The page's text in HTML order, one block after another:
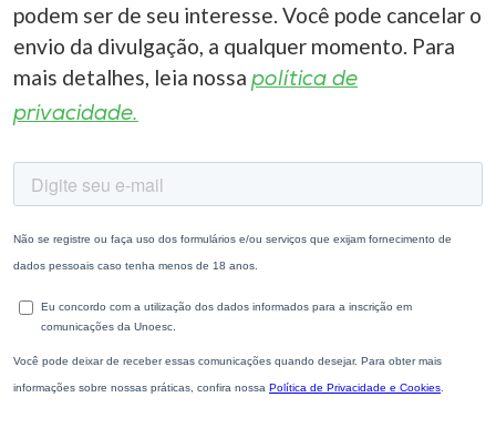
podem ser de seu interesse. Você pode cancelar o
envio da divulgação, a qualquer momento. Para
mais detalhes, leia nossa política de
privacidade.